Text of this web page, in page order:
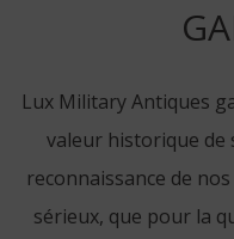
Lux Military Antiques
valeur historique de
reconnaissance de
sérieux, que pour la